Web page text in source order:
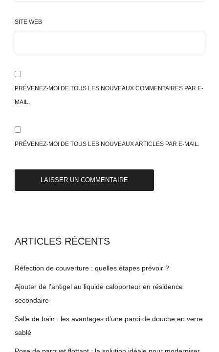
SITE WEB
PRÉVENEZ-MOI DE TOUS LES NOUVEAUX COMMENTAIRES PAR E-
MAIL.
PRÉVENEZ-MOI DE TOUS LES NOUVEAUX ARTICLES PAR E-MAIL.
ARTICLES RÉCENTS
Réfection de couverture : quelles étapes prévoir ?
Ajouter de l’antigel au liquide caloporteur en résidence
secondaire
Salle de bain : les avantages d’une paroi de douche en verre
sablé